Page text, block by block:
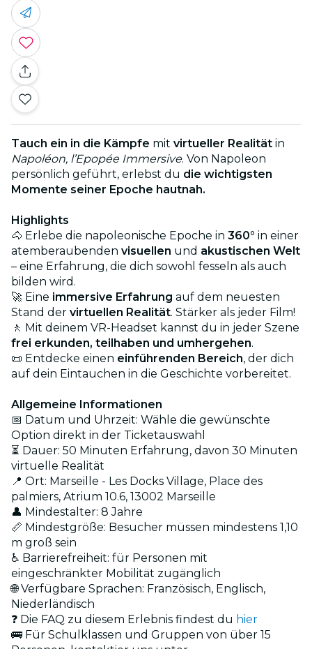
Tauch ein in die Kämpfe mit virtueller Realität in
Napoléon, l’Epopée Immersive. Von Napoleon
persönlich geführt, erlebst du die wichtigsten
Momente seiner Epoche hautnah.
Highlights
🐴 Erlebe die napoleonische Epoche in 360° in einer
atemberaubenden visuellen und akustischen Welt
– eine Erfahrung, die dich sowohl fesseln als auch
bilden wird.
🚀 Eine immersive Erfahrung auf dem neuesten
Stand der virtuellen Realität. Stärker als jeder Film!
🚶 Mit deinem VR-Headset kannst du in jeder Szene
frei erkunden, teilhaben und umhergehen.
📜 Entdecke einen einführenden Bereich, der dich
auf dein Eintauchen in die Geschichte vorbereitet.
Allgemeine Informationen
📅 Datum und Uhrzeit: Wähle die gewünschte
Option direkt in der Ticketauswahl
⏳ Dauer: 50 Minuten Erfahrung, davon 30 Minuten
virtuelle Realität
📍 Ort: Marseille - Les Docks Village, Place des
palmiers, Atrium 10.6, 13002 Marseille
👤 Mindestalter: 8 Jahre
📏 Mindestgröße: Besucher müssen mindestens 1,10
m groß sein
♿ Barrierefreiheit: für Personen mit
eingeschränkter Mobilität zugänglich
🌐 Verfügbare Sprachen: Französisch, Englisch,
Niederländisch
❓ Die FAQ zu diesem Erlebnis findest du hier
🚌 Für Schulklassen und Gruppen von über 15